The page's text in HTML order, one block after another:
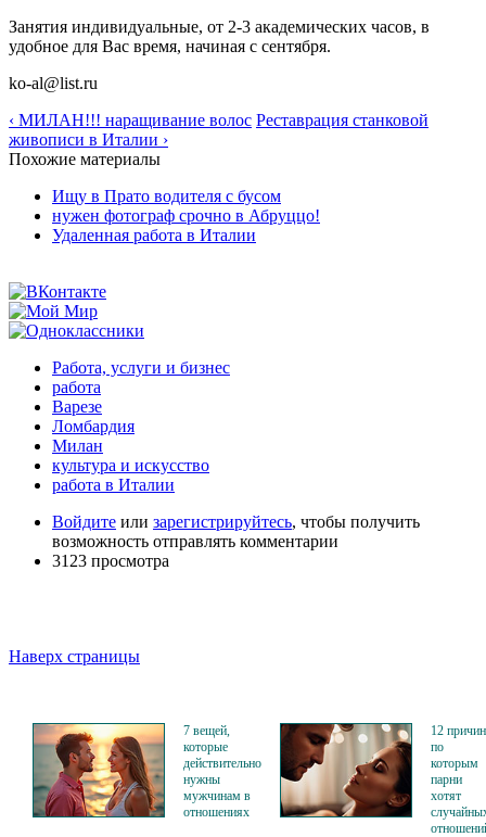
Занятия индивидуальные, от 2-3 академических часов, в
удобное для Вас время, начиная с сентября.
ko-al@list.ru
‹ МИЛАН!!! наращивание волос Реставрация станковой
живописи в Италии ›
Похожие материалы
Ищу в Прато водителя с бусом
нужен фотограф срочно в Абруццо!
Удаленная работа в Италии
Работа, услуги и бизнес
работа
Варезе
Ломбардия
Милан
культура и искусство
работа в Италии
Войдите или зарегистрируйтесь, чтобы получить
возможность отправлять комментарии
3123 просмотра
Наверх страницы
7 вещей,
которые
действительно
нужны
мужчинам в
отношениях
12
по
которым
парни
хотят